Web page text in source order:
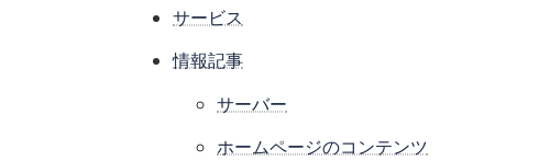
サービス
情報記事
サーバー
ホームページのコンテンツ